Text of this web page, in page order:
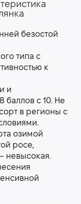
безостой
типа с
к
и
баллов с 10. Не
в регионы с
озимой
росе,
невысокая.